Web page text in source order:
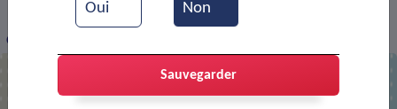
VIE MUNICIPALE > Ressources documentaires
Concert de Leee John
Oui Non
Sauvegarder